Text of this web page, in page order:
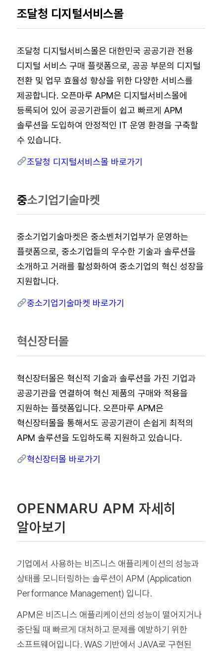
조달청 디지털서비스몰
조달청 디지털서비스몰은 대한민국 공공기관 전용
디지털 서비스 구매 플랫폼으로, 공공 부문의 디지털
전환 및 업무 효율성 향상을 위한 다양한 서비스를
제공합니다. 오픈마루 APM은 디지털서비스몰에
등록되어 있어 공공기관들이 쉽고 빠르게 APM
솔루션을 도입하여 안정적인 IT 운영 환경을 구축할
수 있습니다.
조달청 디지털서비스몰 바로가기
중소기업기술마켓
중소기업기술마켓은 중소벤처기업부가 운영하는
플랫폼으로, 중소기업들의 우수한 기술과 솔루션을
소개하고 거래를 활성화하여 중소기업의 혁신 성장을
지원합니다.
중소기업기술마켓 바로가기
혁신장터몰
혁신장터몰은 혁신적 기술과 솔루션을 가진 기업과
공공기관을 연결하여 혁신 제품의 구매와 적용을
지원하는 플랫폼입니다. 오픈마루 APM은
혁신장터몰을 통해서도 공공기관이 손쉽게 최적의
APM 솔루션을 도입하도록 지원하고 있습니다.
혁신장터몰 바로가기
OPENMARU APM 자세히
알아보기
기업에서 사용하는 비즈니스 애플리케이션의 성능과
상태를 모니터링하는 솔루션이 APM (Application
Performance Management) 입니다.
APM은 비즈니스 애플리케이션의 성능이 떨어지거나
중단될 때 빠르게 대처하고 문제를 예방하기 위한
소프트웨어입니다. WAS 기반에서 JAVA로 구현된